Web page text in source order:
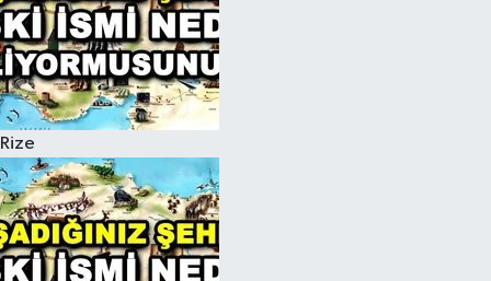
Rize